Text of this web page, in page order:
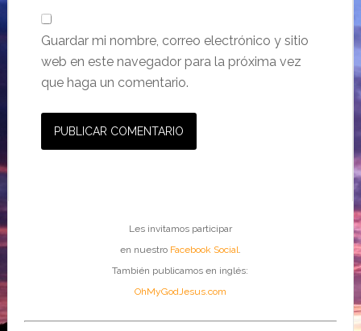
Guardar mi nombre, correo electrónico y sitio
web en este navegador para la próxima vez
que haga un comentario.
Les invitamos participar
en nuestro Facebook Social.
También publicamos en inglés:
OhMyGodJesus.com